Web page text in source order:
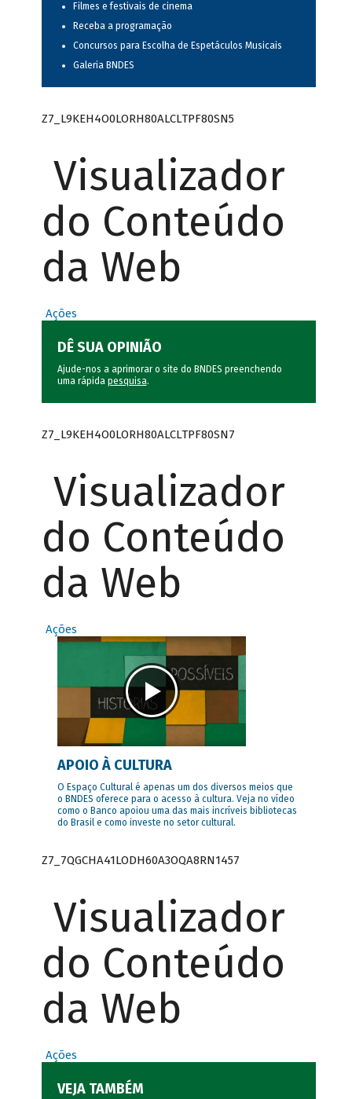
Filmes e festivais de cinema
Receba a programação
Concursos para Escolha de Espetáculos Musicais
Galeria BNDES
Z7_L9KEH4O0LORH80ALCLTPF80SN5
Visualizador
do Conteúdo
da Web
Ações
DÊ SUA OPINIÃO
Ajude-nos a aprimorar o site do BNDES preenchendo
uma rápida pesquisa.
Z7_L9KEH4O0LORH80ALCLTPF80SN7
Visualizador
do Conteúdo
da Web
Ações
APOIO À CULTURA
O Espaço Cultural é apenas um dos diversos meios que
o BNDES oferece para o acesso à cultura. Veja no vídeo
como o Banco apoiou uma das mais incríveis bibliotecas
do Brasil e como investe no setor cultural.
Z7_7QGCHA41LODH60A3OQA8RN1457
Visualizador
do Conteúdo
da Web
Ações
VEJA TAMBÉM